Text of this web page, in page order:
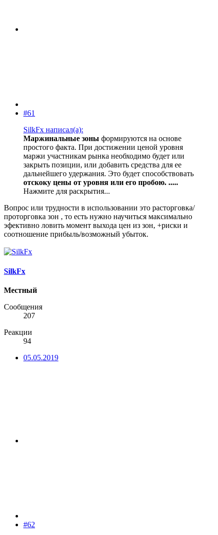
#61
SilkFx написал(а):
Маржинальные зоны формируются на основе
простого факта. При достижении ценой уровня
маржи участникам рынка необходимо будет или
закрыть позиции, или добавить средства для ее
дальнейшего удержания. Это будет способствовать
отскоку цены от уровня или его пробою. .....
Нажмите для раскрытия...
Вопрос или трудности в использовании это расторговка/
проторговка зон , то есть нужно научиться максимально
эфективно ловить момент выхода цен из зон, +риски и
соотношение прибыль/возможный убыток.
SilkFx
Местный
Сообщения
207
Реакции
94
05.05.2019
#62